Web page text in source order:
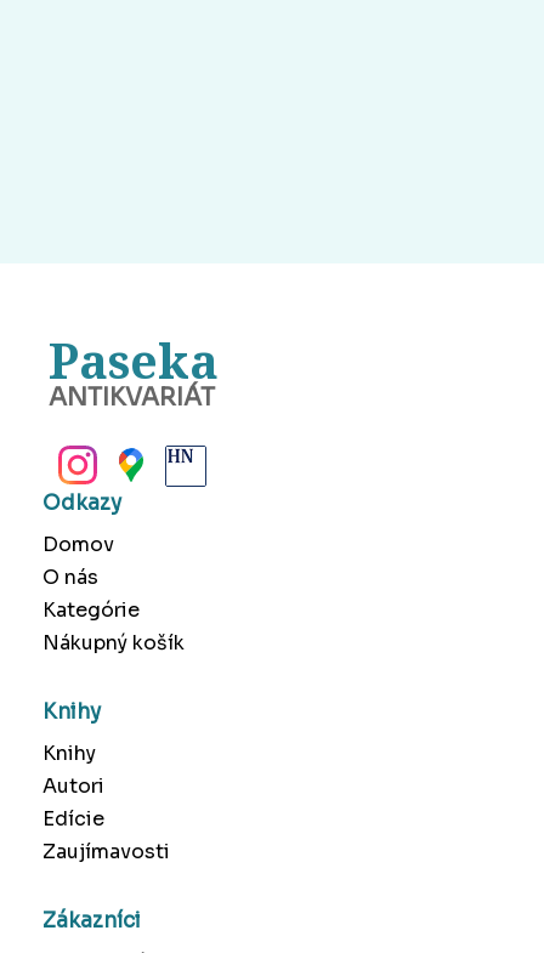
Paseka
ANTIKVARIÁT
Odkazy
Domov
O nás
Kategórie
Nákupný košík
Knihy
Knihy
Autori
Edície
Zaujímavosti
Zákazníci